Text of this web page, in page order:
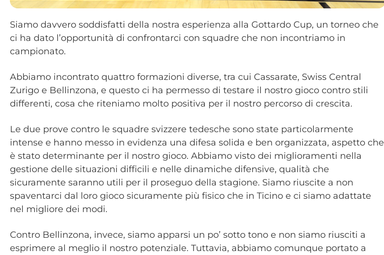
Siamo davvero soddisfatti della nostra esperienza alla Gottardo Cup, un torneo che
ci ha dato l’opportunità di confrontarci con squadre che non incontriamo in
campionato.
Abbiamo incontrato quattro formazioni diverse, tra cui Cassarate, Swiss Central
Zurigo e Bellinzona, e questo ci ha permesso di testare il nostro gioco contro stili
differenti, cosa che riteniamo molto positiva per il nostro percorso di crescita.
Le due prove contro le squadre svizzere tedesche sono state particolarmente
intense e hanno messo in evidenza una difesa solida e ben organizzata, aspetto che
è stato determinante per il nostro gioco. Abbiamo visto dei miglioramenti nella
gestione delle situazioni difficili e nelle dinamiche difensive, qualità che
sicuramente saranno utili per il proseguo della stagione. Siamo riuscite a non
spaventarci dal loro gioco sicuramente più fisico che in Ticino e ci siamo adattate
nel migliore dei modi.
Contro Bellinzona, invece, siamo apparsi un po’ sotto tono e non siamo riusciti a
esprimere al meglio il nostro potenziale. Tuttavia, abbiamo comunque portato a